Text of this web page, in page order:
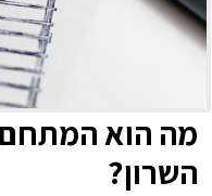
מה הוא
השרון?